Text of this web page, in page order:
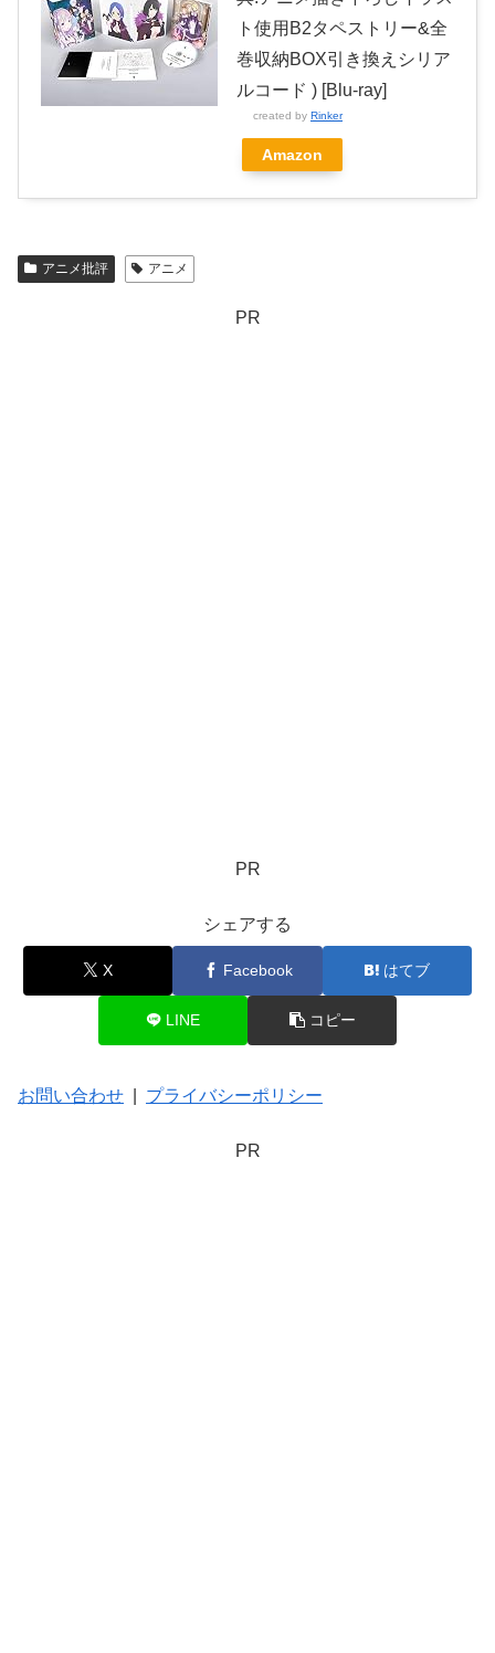
ト使用B2タペストリー&全
巻収納BOX引き換えシリア
ルコード ) [Blu-ray]
created by Rinker
Amazon
アニメ批評 アニメ
PR
PR
シェアする
X Facebook はてブ
LINE コピー
お問い合わせ プライバシーポリシー
PR